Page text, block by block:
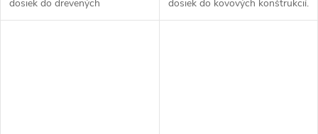
dosiek do drevených
konštrukcií.
dosiek do kovových konštrukcií.